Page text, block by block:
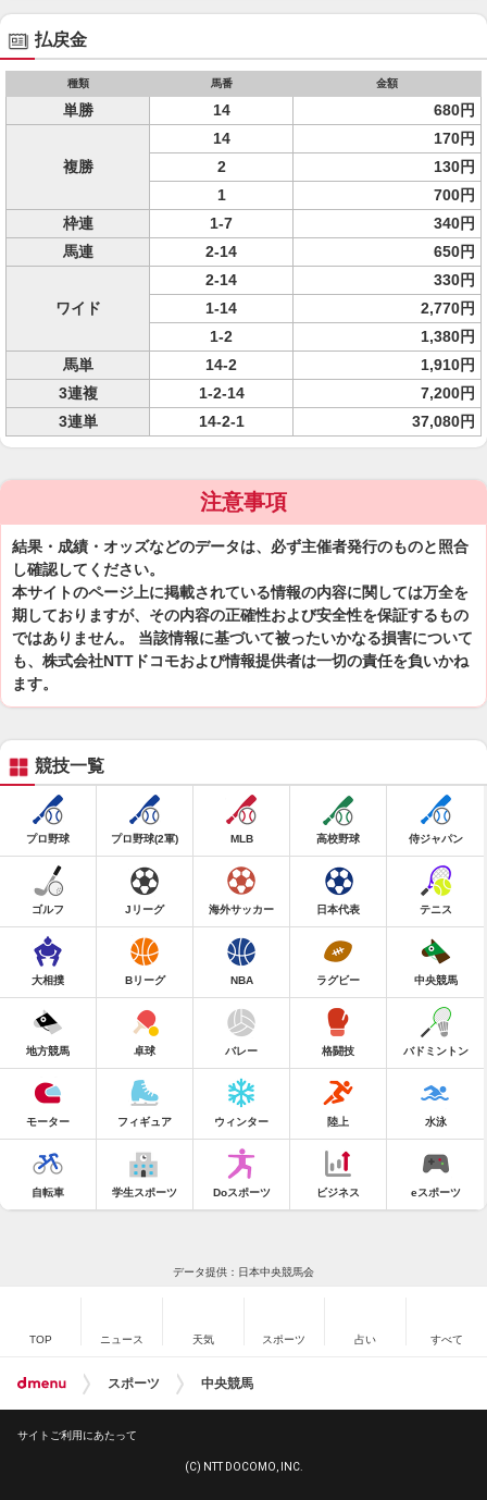
払戻金
種類 馬番 金額
単勝 14 680円
複勝
14
170円
2
130円
1
700円
枠連
1-7
340円
馬連
2-14 650円
ワイド
2-14
330円
1-14
2,770円
1-2
1,380円
馬単
14-2
1,910円
3連複
1-2-14
7,200円
3連単
14-2-1 37,080円
注意事項
結果・成績・オッズなどのデータは、必ず主催者発行のものと照合
し確認してください。
本サイトのページ上に掲載されている情報の内容に関しては万全を
期しておりますが、その内容の正確性および安全性を保証するもの
ではありません。 当該情報に基づいて被ったいかなる損害について
も、株式会社NTTドコモおよび情報提供者は一切の責任を負いかね
ます。
競技一覧
プロ野球 プロ野球(2軍) MLB 高校野球 侍ジャパン
ゴルフ Jリーグ 海外サッカー 日本代表 テニス
大相撲 Bリーグ NBA ラグビー 中央競馬
地方競馬 卓球 バレー 格闘技 バドミントン
モーター フィギュア ウィンター 陸上 水泳
自転車 学生スポーツ Doスポーツ ビジネス eスポーツ
データ提供：日本中央競馬会
TOP ニュース 天気 スポーツ 占い すべて
スポーツ 中央競馬
サイトご利用にあたって
(C) NTT DOCOMO, INC.